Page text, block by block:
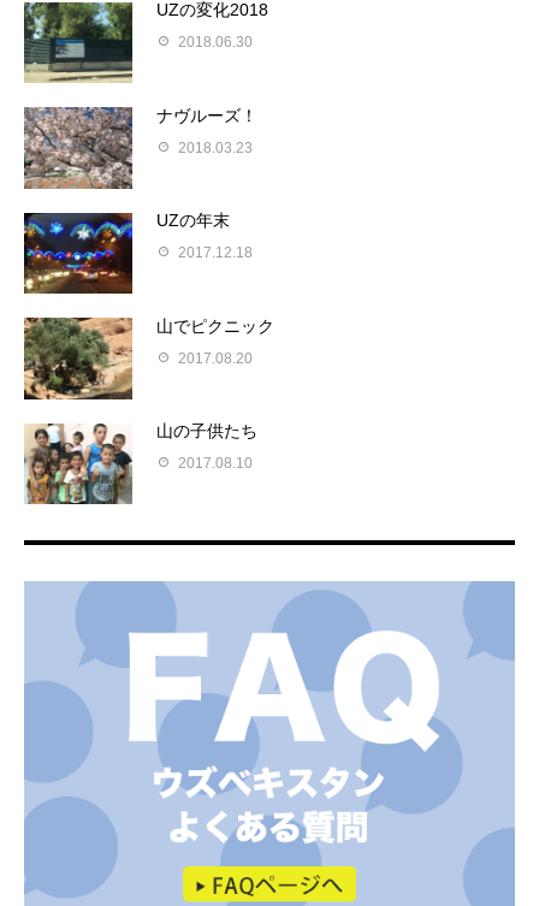
UZの変化2018
2018.06.30
ナヴルーズ！
2018.03.23
UZの年末
2017.12.18
山でピクニック
2017.08.20
山の子供たち
2017.08.10